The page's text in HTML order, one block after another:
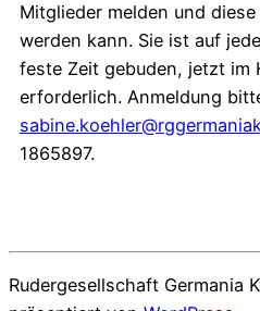
Mitglieder melden und
werden kann. Sie ist auf
feste Zeit gebuden, jetzt im
erforderlich. Anmeldung
1865897.
Rudergesellschaft Germania